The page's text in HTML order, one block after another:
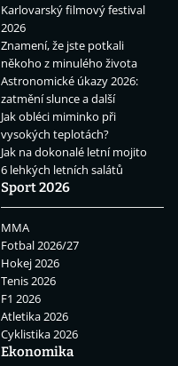
Karlovarský filmový festival
2026
Znamení, že jste potkali
někoho z minulého života
Astronomické úkazy 2026:
zatmění slunce a další
Jak obléci miminko při
vysokých teplotách?
Jak na dokonalé letní mojito
6 lehkých letních salátů
Sport 2026
MMA
Fotbal 2026/27
Hokej 2026
Tenis 2026
F1 2026
Atletika 2026
Cyklistika 2026
Ekonomika